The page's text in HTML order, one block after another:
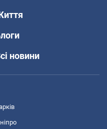
новини